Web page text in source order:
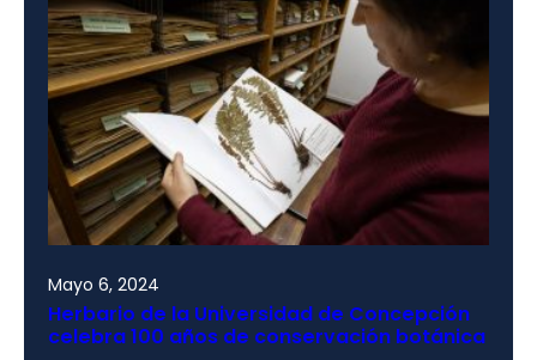
Mayo 6, 2024
Herbario de la Universidad de Concepción
celebra 100 años de conservación botánica